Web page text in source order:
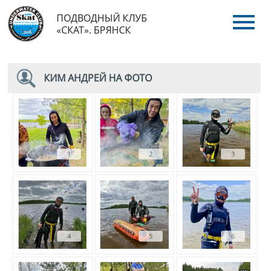
ПОДВОДНЫЙ КЛУБ
«СКАТ». БРЯНСК
КИМ АНДРЕЙ НА ФОТО
1 2 3
4 5 6